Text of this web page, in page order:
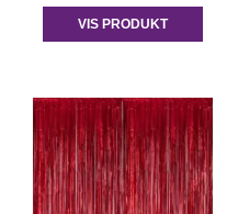
VIS PRODUKT